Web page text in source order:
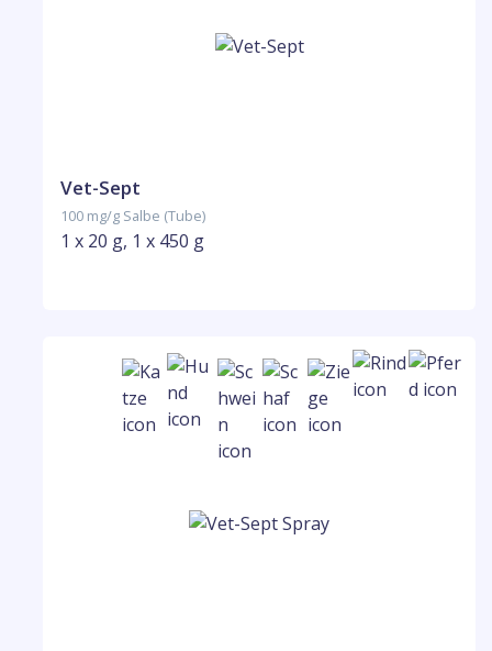
Vet-Sept
100 mg/g Salbe (Tube)
1 x 20 g, 1 x 450 g